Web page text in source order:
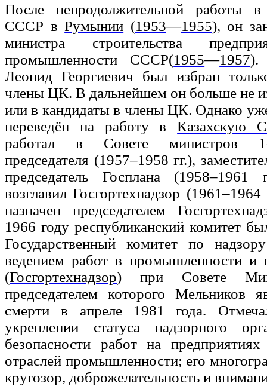
После непродолжительной работы в
СССР вРумынии (1953—1955), он
министра строительства
промышленности СССР(1955—1957
Леонид Георгиевич был избран
члены ЦК. В дальнейшем он больше не
или в кандидаты в члены ЦК. Однако
переведён на работу вКазахскую
работал в Совете министров 1-
председателя (1957–1958 гг.),
председатель Госплана (1958–1961
возглавил Госгортехнадзор
назначен председателем
1966 году республиканский комитет
Государственный комитет по
ведением работ в промышленности и
(Госгортехнадзор) при Совете
председателем которого Мельников
смерти в апреле 1981 года.
укреплении статуса надзорного
безопасности работ на
отраслей промышленности; его
кругозор, доброжелательность и